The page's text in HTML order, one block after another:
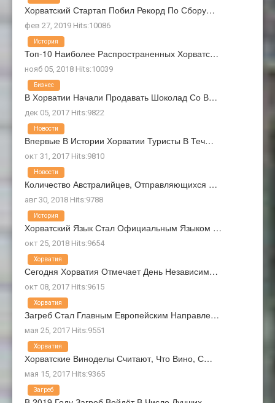
Хорватский Стартап Побил Рекорд По Сбору…
фев 27, 2019 Hits:10086
Топ-10 Наиболее Распространенных Хорватс…
нояб 05, 2018 Hits:10039
История
В Хорватии Начали Продавать Шоколад Со В…
дек 05, 2017 Hits:9822
Бизнес
Впервые В Истории Хорватии Туристы В Теч…
окт 31, 2017 Hits:9810
Новости
Количество Австралийцев, Отправляющихся …
авг 30, 2018 Hits:9788
Новости
Хорватский Язык Стал Официальным Языком …
окт 25, 2018 Hits:9654
История
Сегодня Хорватия Отмечает День Независим…
окт 08, 2017 Hits:9615
Хорватия
Загреб Стал Главным Европейским Направле…
мая 25, 2017 Hits:9551
Хорватия
Хорватские Виноделы Считают, Что Вино, С…
мая 15, 2017 Hits:9365
Хорватия
Загреб